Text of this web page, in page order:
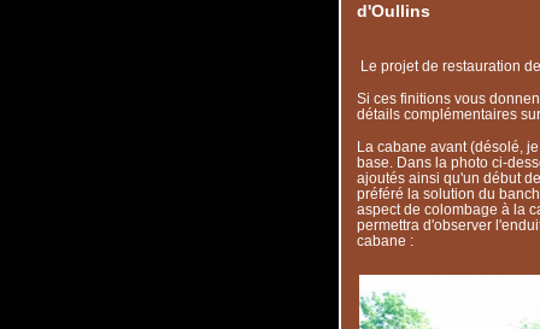
d'Oullins
Le projet de restauration
Si ces finitions vous
détails complémentaires
La cabane avant (désolé,
base. Dans la photo ci-
ajoutés ainsi qu'un début
préféré la solution du
aspect de colombage à la
permettra d'observer
cabane :